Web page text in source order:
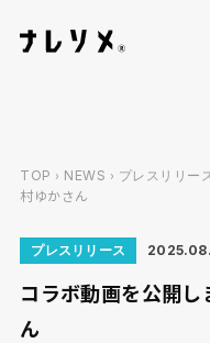
TOP › NEWS › プレスリリー
村ゆかさん
プレスリリース
コラボ動画を公開
ん